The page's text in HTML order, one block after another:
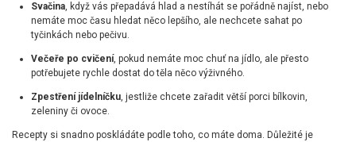
Svačina, když vás přepadává hlad a nestíhát se pořádně najíst, nebo
nemáte moc času hledat něco lepšího, ale nechcete sahat po
tyčinkách nebo pečivu.
Večeře po cvičení, pokud nemáte moc chuť na jídlo, ale přesto
potřebujete rychle dostat do těla něco výživného.
Zpestření jídelníčku, jestliže chcete zařadit větší porci bílkovin,
zeleniny či ovoce.
Recepty si snadno poskládáte podle toho, co máte doma. Důležité je